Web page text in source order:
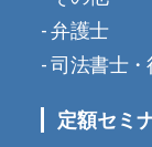
弁護士
司法書士
定額セミ